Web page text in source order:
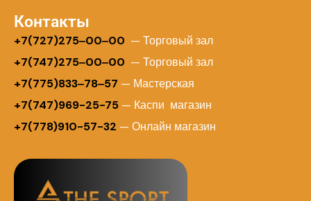
Контакты
+7(727)275‒00‒00 — Торговый зал
+7(747)275‒00‒00 — Торговый зал
+7(775)833‒78‒57 — Мастерская
+7(747)969-25-75 — Каспи магазин
+7(778)910-57-32 — Онлайн магазин